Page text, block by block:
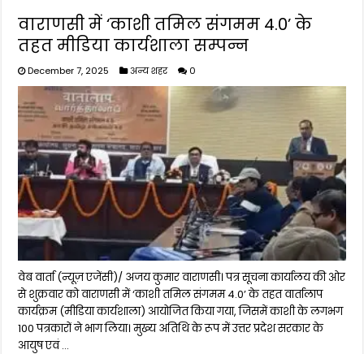
वाराणसी में ‘काशी तमिल संगमम 4.0’ के
तहत मीडिया कार्यशाला सम्पन्न
December 7, 2025 अन्य शहर 0
वेब वार्ता (न्यूज़ एजेंसी)/ अजय कुमार वाराणसी। पत्र सूचना कार्यालय की ओर
से शुक्रवार को वाराणसी में ‘काशी तमिल संगमम 4.0’ के तहत वार्तालाप
कार्यक्रम (मीडिया कार्यशाला) आयोजित किया गया, जिसमें काशी के लगभग
100 पत्रकारों ने भाग लिया। मुख्य अतिथि के रूप में उत्तर प्रदेश सरकार के
आयुष एवं …